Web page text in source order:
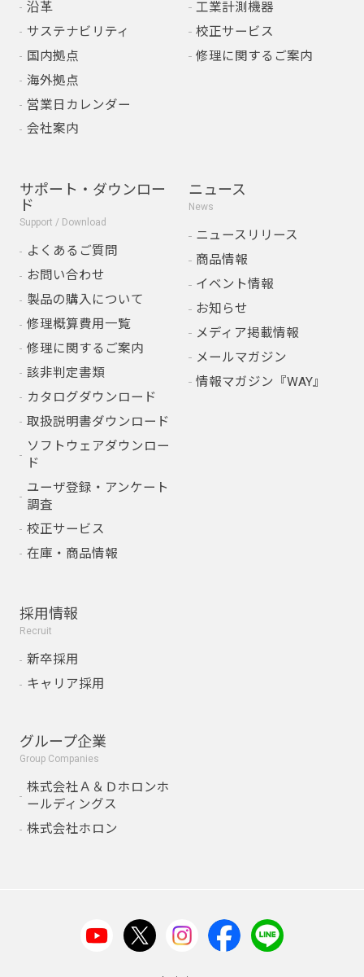
沿革
サステナビリティ
国内拠点
海外拠点
営業日カレンダー
会社案内
工業計測機器
校正サービス
修理に関するご案内
サポート・ダウンロー
ド
Support / Download
よくあるご質問
お問い合わせ
製品の購入について
修理概算費用一覧
修理に関するご案内
該非判定書類
カタログダウンロード
取扱説明書ダウンロード
ソフトウェアダウンロー
ド
ユーザ登録・アンケート
調査
校正サービス
在庫・商品情報
ニュース
News
ニュースリリース
商品情報
イベント情報
お知らせ
メディア掲載情報
メールマガジン
情報マガジン『WAY』
採用情報
Recruit
新卒採用
キャリア採用
グループ企業
Group Companies
株式会社Ａ＆Ｄホロンホ
ールディングス
株式会社ホロン